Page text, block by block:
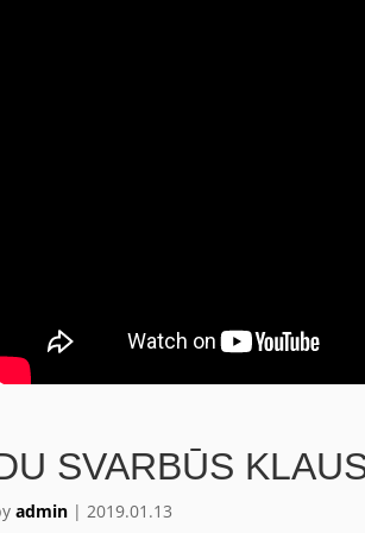
SVARBŪS
admin |2019.01.13